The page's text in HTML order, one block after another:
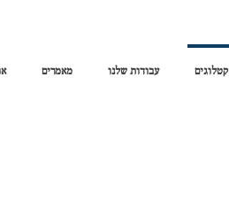
קטלוגים עבודות שלנו מאמרים